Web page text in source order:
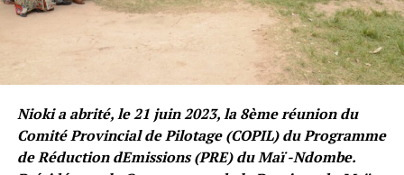
Nioki a abrité, le 21 juin 2023, la 8ème réunion du
Comité Provincial de Pilotage (COPIL) du Programme
de Réduction dEmissions (PRE) du Maï -Ndombe.